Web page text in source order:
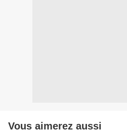
Vous aimerez aussi